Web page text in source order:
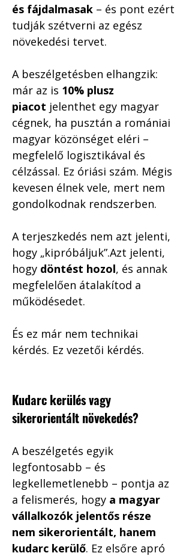
és fájdalmasak – és pont ezért
tudják szétverni az egész
növekedési tervet.
A beszélgetésben elhangzik:
már az is 10% plusz
piacot jelenthet egy magyar
cégnek, ha pusztán a romániai
magyar közönséget eléri –
megfelelő logisztikával és
célzással. Ez óriási szám. Mégis
kevesen élnek vele, mert nem
gondolkodnak rendszerben.
A terjeszkedés nem azt jelenti,
hogy „kipróbáljuk”.Azt jelenti,
hogy döntést hozol, és annak
megfelelően átalakítod a
működésedet.
És ez már nem technikai
kérdés. Ez vezetői kérdés.
Kudarc kerülés vagy
sikerorientált növekedés?
A beszélgetés egyik
legfontosabb – és
legkellemetlenebb – pontja az
a felismerés, hogy a magyar
vállalkozók jelentős része
nem sikerorientált, hanem
kudarc kerülő. Ez elsőre apró